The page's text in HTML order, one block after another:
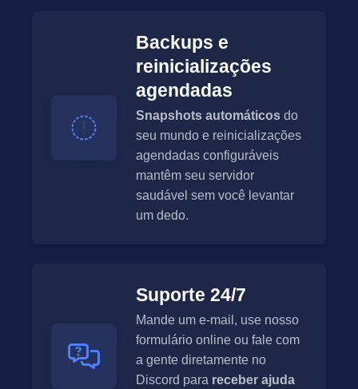
Backups e
reinicializações
agendadas
Snapshots automáticos do
seu mundo e reinicializações
agendadas configuráveis
mantêm seu servidor
saudável sem você levantar
um dedo.
Suporte 24/7
Mande um e-mail, use nosso
formulário online ou fale com
a gente diretamente no
Discord para receber ajuda